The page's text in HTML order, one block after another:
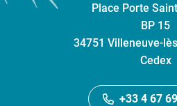
Place Porte
BP 15
34751 Villeneuve-
Cedex
+33 4 67